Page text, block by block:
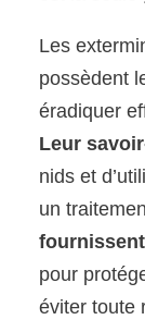
Les
possèdent
éradiquer
Leur
nids et
un
fournissent
pour
éviter toute